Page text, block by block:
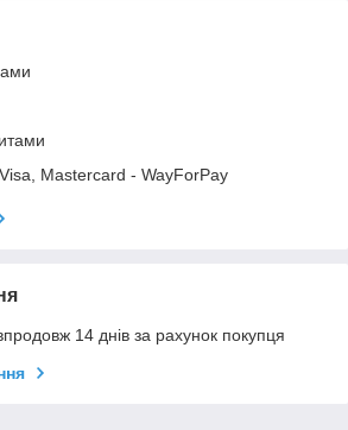
Mastercard - WayForPay
14 днів за рахунок покупця